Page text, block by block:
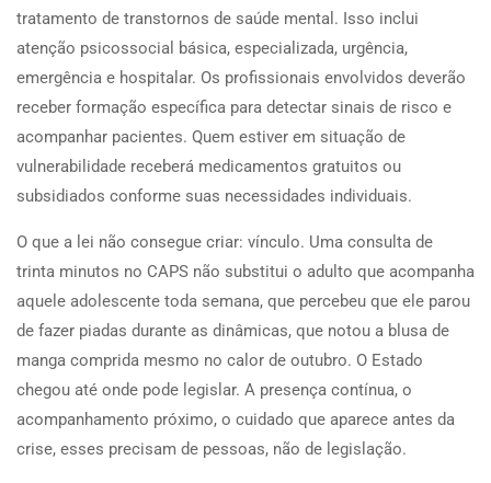
tratamento de transtornos de saúde mental. Isso inclui
atenção psicossocial básica, especializada, urgência,
emergência e hospitalar. Os profissionais envolvidos deverão
receber formação específica para detectar sinais de risco e
acompanhar pacientes. Quem estiver em situação de
vulnerabilidade receberá medicamentos gratuitos ou
subsidiados conforme suas necessidades individuais.
O que a lei não consegue criar: vínculo. Uma consulta de
trinta minutos no CAPS não substitui o adulto que acompanha
aquele adolescente toda semana, que percebeu que ele parou
de fazer piadas durante as dinâmicas, que notou a blusa de
manga comprida mesmo no calor de outubro. O Estado
chegou até onde pode legislar. A presença contínua, o
acompanhamento próximo, o cuidado que aparece antes da
crise, esses precisam de pessoas, não de legislação.